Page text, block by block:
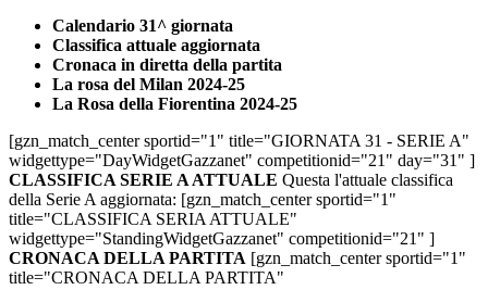
Calendario 31^ giornata
Classifica attuale aggiornata
Cronaca in diretta della partita
La rosa del Milan 2024-25
La Rosa della Fiorentina 2024-25
[gzn_match_center sportid="1" title="GIORNATA 31 - SERIE A"
widgettype="DayWidgetGazzanet" competitionid="21" day="31" ]
CLASSIFICA SERIE A ATTUALE Questa l'attuale classifica
della Serie A aggiornata: [gzn_match_center sportid="1"
title="CLASSIFICA SERIA ATTUALE"
widgettype="StandingWidgetGazzanet" competitionid="21" ]
CRONACA DELLA PARTITA [gzn_match_center sportid="1"
title="CRONACA DELLA PARTITA"